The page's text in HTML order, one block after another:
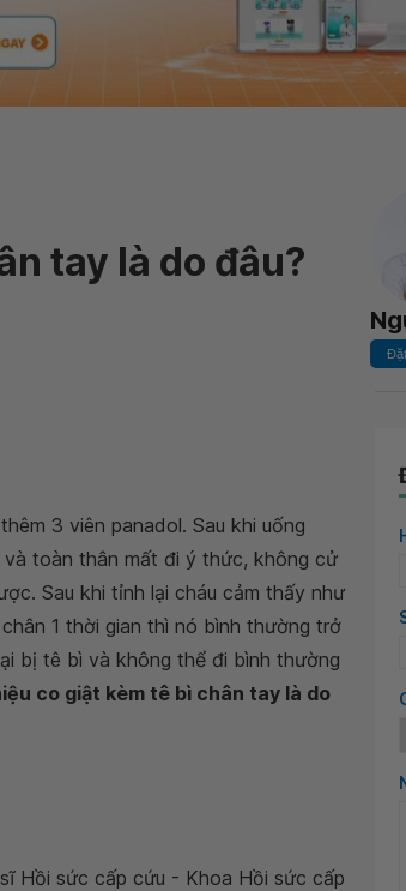
tay là do đâu?
3 viên panadol. Sau khi uống
và toàn thân mất đi ý thức, không cử
Sau khi tỉnh lại cháu cảm thấy như
1 thời gian thì nó bình thường trở
bị tê bì và không thể đi bình thường
co giật kèm tê bì chân tay là do
Hồi sức cấp cứu - Khoa Hồi sức cấp